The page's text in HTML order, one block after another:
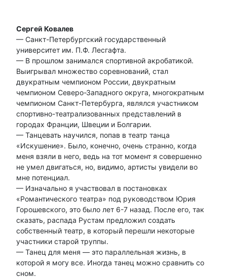
Сергей Ковалев
— Санкт-Петербургский государственный
университет им. П.Ф. Лесгафта.
— В прошлом занимался спортивной акробатикой.
Выигрывал множество соревнований, стал
двукратным чемпионом России, двукратным
чемпионом Северо-Западного округа, многократным
чемпионом Санкт-Петербурга, являлся участником
спортивно-театрализованных представлений в
городах Франции, Швеции и Болгарии.
— Танцевать научился, попав в театр танца
«Искушение». Было, конечно, очень странно, когда
меня взяли в него, ведь на тот момент я совершенно
не умел двигаться, но, видимо, артисты увидели во
мне потенциал.
— Изначально я участвовал в постановках
«Романтического театра» под руководством Юрия
Горошевского, это было лет 6-7 назад. После его, так
сказать, распада Рустам предложил создать
собственный театр, в который перешли некоторые
участники старой труппы.
— Танец для меня — это параллельная жизнь, в
которой я могу все. Иногда танец можно сравнить со
сном.